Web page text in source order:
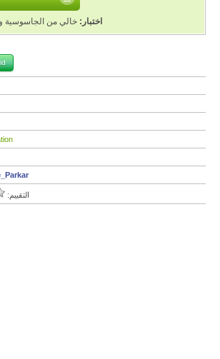
اختبار: خالي من الجاسوسية
التقييم: